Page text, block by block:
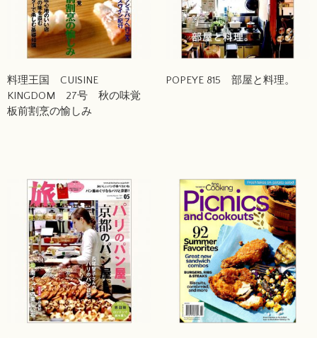
料理王国 CUISINE
KINGDOM 27号 秋の味覚
板前割烹の愉しみ
POPEYE 815 部屋と料理。